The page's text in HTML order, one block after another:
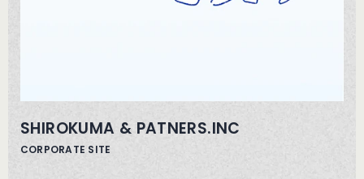
SHIROKUMA & PATNERS.INC
CORPORATE SITE